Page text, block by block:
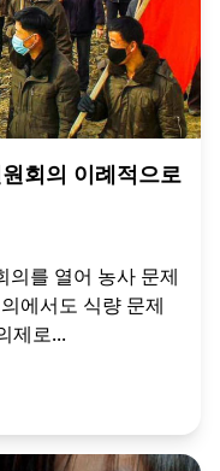
회의 이례적으로
의를 열어 농사 문제
에서도 식량 문제
제로...